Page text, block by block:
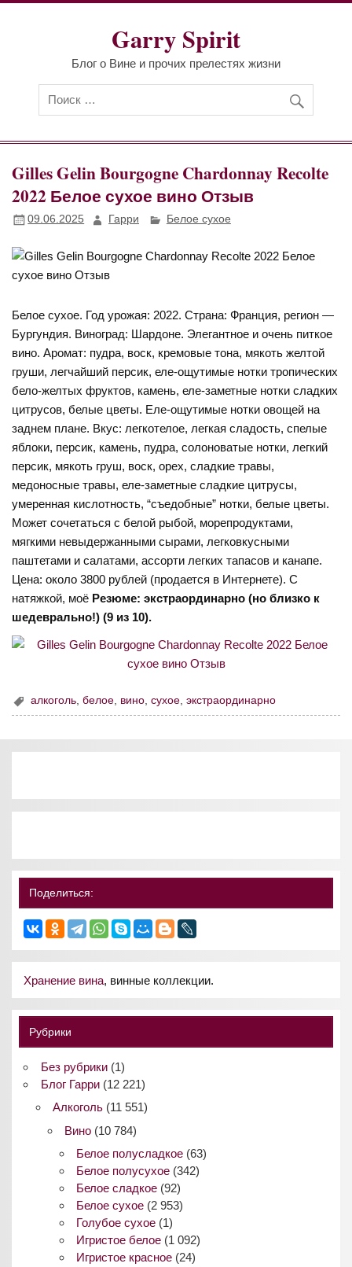
Перейти
Garry Spirit
Блог о Вине и прочих прелестях жизни
Gilles Gelin Bourgogne Chardonnay Recolte
2022 Белое сухое вино Отзыв
09.06.2025 Гарри Белое сухое
Белое сухое. Год урожая: 2022. Страна: Франция, регион —
Бургундия. Виноград: Шардоне. Элегантное и очень питкое
вино. Аромат: пудра, воск, кремовые тона, мякоть желтой
груши, легчайший персик, еле-ощутимые нотки тропических
бело-желтых фруктов, камень, еле-заметные нотки сладких
цитрусов, белые цветы. Еле-ощутимые нотки овощей на
заднем плане. Вкус: легкотелое, легкая сладость, спелые
яблоки, персик, камень, пудра, солоноватые нотки, легкий
персик, мякоть груш, воск, орех, сладкие травы,
медоносные травы, еле-заметные сладкие цитрусы,
умеренная кислотность, “съедобные” нотки, белые цветы.
Может сочетаться с белой рыбой, морепродуктами,
мягкими невыдержанными сырами, легковкусными
паштетами и салатами, ассорти легких тапасов и канапе.
Цена: около 3800 рублей (продается в Интернете). С
натяжкой, моё Резюме: экстраординарно (но близко к
шедеврально!) (9 из 10).
алкоголь,белое, вино,сухое,экстраординарно
Поделиться:
Хранение вина, винные коллекции.
Рубрики
Без рубрики(1)
Блог Гарри(12 221)
Алкоголь(11 551)
Вино(10 784)
Белое полусладкое (63)
Белое полусухое (342)
Белое сладкое (92)
Белое сухое (2 953)
Голубое сухое (1)
Игристое белое (1 092)
Игристое красное (24)